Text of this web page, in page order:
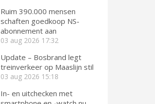
Ruim 390.000 mensen
schaften goedkoop NS-
abonnement aan
03 aug 2026 17:32
Update – Bosbrand legt
treinverkeer op Maaslijn stil
03 aug 2026 15:18
In- en uitchecken met